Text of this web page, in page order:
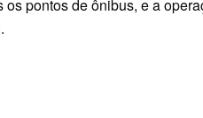
pontos de ônibus, e a